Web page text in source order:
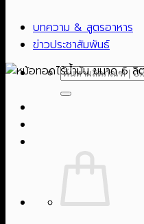
บทความ & สูตรอาหาร
ข่าวประชาสัมพันธ์
ค้นหา: